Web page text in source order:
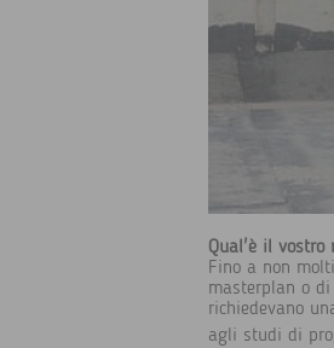
Qual'è il vostro
Fino a non
masterplan o
richiedevano
agli studi di